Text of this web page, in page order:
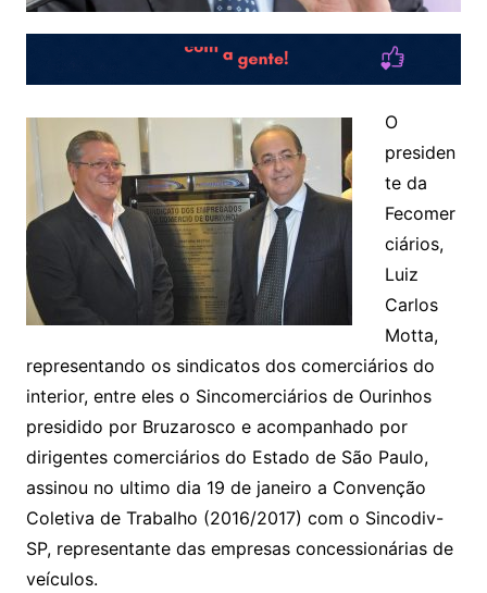
O
presiden
te da
Fecomer
ciários,
Luiz
Carlos
Motta,
representando os sindicatos dos comerciários do
interior, entre eles o Sincomerciários de Ourinhos
presidido por Bruzarosco e acompanhado por
dirigentes comerciários do Estado de São Paulo,
assinou no ultimo dia 19 de janeiro a Convenção
Coletiva de Trabalho (2016/2017) com o Sincodiv-
SP, representante das empresas concessionárias de
veículos.